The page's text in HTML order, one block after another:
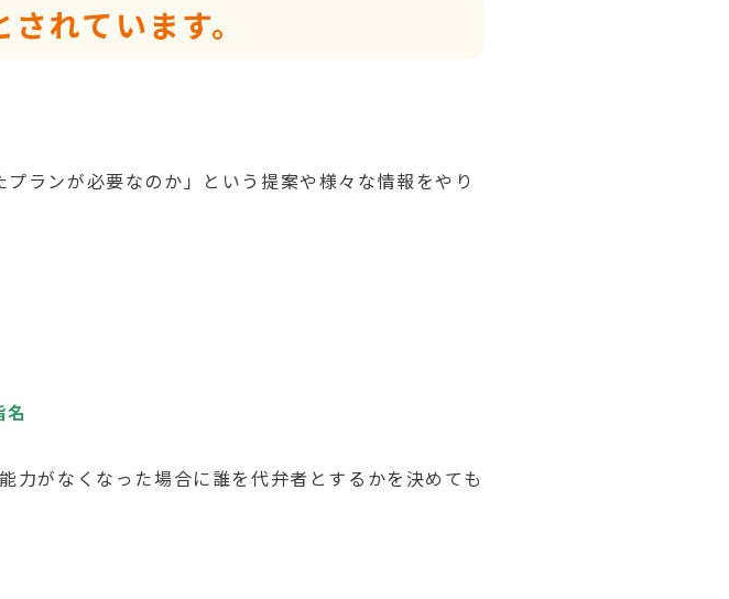
れています。
ランが必要なのか」という提案や様々な情報をやり
力がなくなった場合に誰を代弁者とするかを決めても